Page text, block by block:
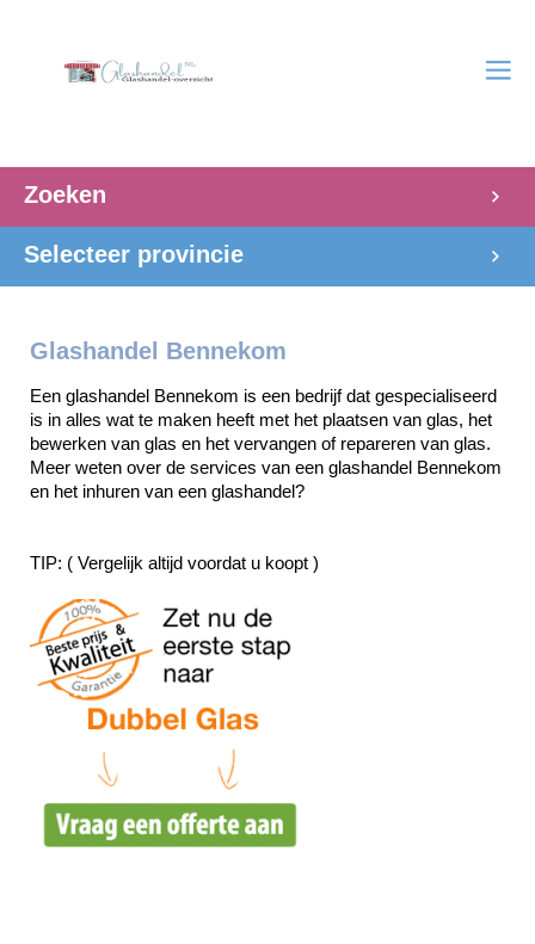
Zoeken
Selecteer provincie
Glashandel Bennekom
Een glashandel Bennekom is een bedrijf dat gespecialiseerd
is in alles wat te maken heeft met het plaatsen van glas, het
bewerken van glas en het vervangen of repareren van glas.
Meer weten over de services van een glashandel Bennekom
en het inhuren van een glashandel?
TIP: ( Vergelijk altijd voordat u koopt )